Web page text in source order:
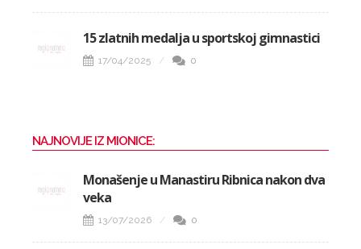
15 zlatnih medalja u sportskoj gimnastici
17/04/2025 0
NAJNOVIJE IZ MIONICE:
Monašenje u Manastiru Ribnica nakon dva
veka
13/07/2026 0